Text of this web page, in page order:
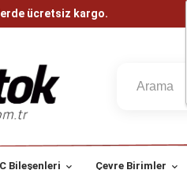
ücretsiz kargo.
Bileşenleri Çevre Birimler